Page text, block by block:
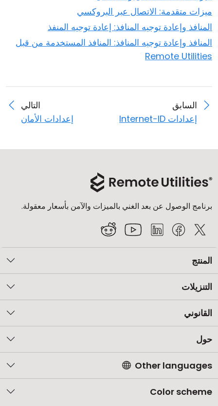
ميزات متقدمة: الاتصال عبر البروكسي
المنافذ وإعادة توجيه المنافذ: إعادة توجيه المنفذ
المنافذ وإعادة توجيه المنافذ: المنافذ المستخدمة من قبل
Remote Utilities
السابق
إعدادات Internet-ID
التالي
إعدادات الأمان
برنامج الوصول عن بعد الغني بالميزات والآمن بأسعار معقولة.
المنتج
التنزيلات
القانوني
حول
Other languages
Color scheme